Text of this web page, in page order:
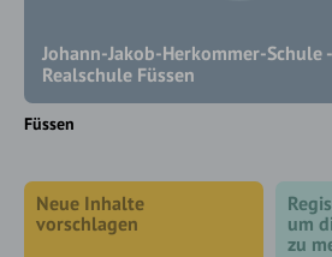
Johann-Jakob-Herkommer-Schule
Realschule Füssen
Füssen
Neue Inhalte
vorschlagen
um
zu